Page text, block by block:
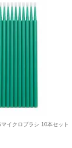
マイクロブラシ 10本セッ